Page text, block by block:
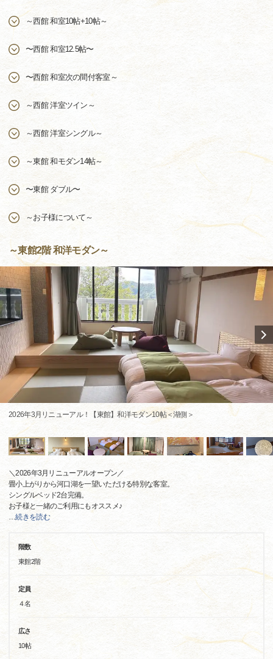
～西館 和室10帖+10帖～
〜西館 和室12.5帖〜
〜西館 和室次の間付客室～
～西館 洋室ツイン～
～西館 洋室シングル～
～東館 和モダン14帖～
〜東館 ダブル〜
～お子様について～
～東館2階 和洋モダン～
2026年3月リニューアル！【東館】和洋モダン10帖＜湖側＞
＼2026年3月リニューアルオープン／
畳小上がりから河口湖を一望いただける特別な客室。
シングルベッド2台完備。
お子様と一緒のご利用にもオススメ♪
…続きを読む
階数
東館2階
定員
４名
広さ
10帖